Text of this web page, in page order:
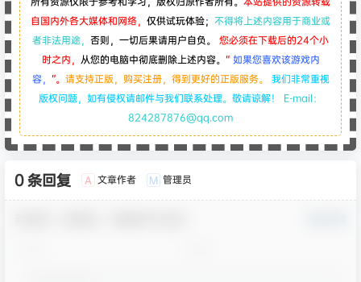
自国内外各大媒体和网络， 仅供试玩体验； 不得将上述内容用于商业或
者非法用途， 否则，一切后果请用户自负。
您必须在下载后的24个小
时之内， 从您的电脑中彻底删除上述内容。 “如果您喜欢该游戏内
容， ”。 请支持正版，购买注册，得到更好的正版服务。 我们非常重视
版权问题，如有侵权请邮件与我们联系处理。敬请谅解！ E-mail：
824287876@qq.com
0 条回复 A 文章作者 M 管理员